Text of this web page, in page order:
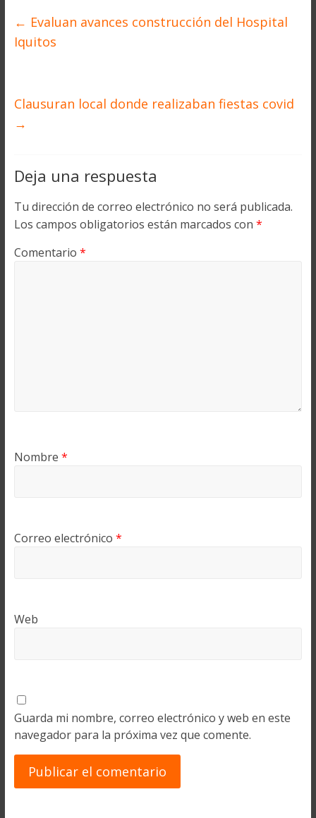
← Evaluan avances construcción del Hospital
Iquitos
Clausuran local donde realizaban fiestas covid
→
Deja una respuesta
Tu dirección de correo electrónico no será publicada.
Los campos obligatorios están marcados con *
Comentario *
Nombre *
Correo electrónico *
Web
Guarda mi nombre, correo electrónico y web en este
navegador para la próxima vez que comente.